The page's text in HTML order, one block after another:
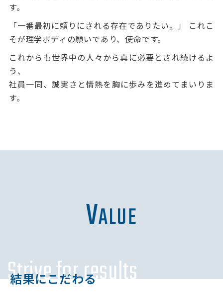
CONTACT
す。
「一番最初に頼りにされる存在でありたい。」 これこ
そが理学ボディの願いであり、使命です。
これからも世界中の人々から真に必要とされ続けるよ
う、
社員一同、誠実さと情熱を胸に歩みを進めてまいりま
す。
VALUE
Strive for results
結果にこだわる